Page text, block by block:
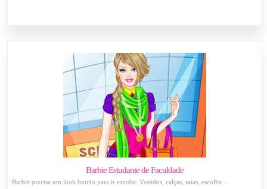
Barbie Estudante de Faculdade
Barbie precisa um look bonito para ir estudar. Vestidos, calças, saias, escolha ...